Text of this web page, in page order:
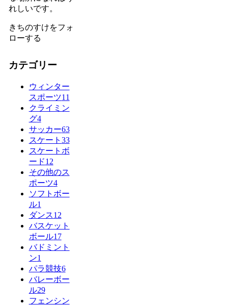
れしいです。
きちのすけをフォ
ローする
カテゴリー
ウィンター
スポーツ11
クライミン
グ4
サッカー63
スケート 33
スケートボ
ード12
その他のス
ポーツ4
ソフトボー
ル1
ダンス12
バスケット
ボール17
バドミント
ン1
パラ競技6
バレーボー
ル29
フェンシン